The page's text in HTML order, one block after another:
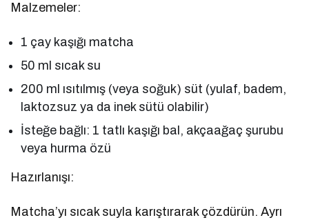
Malzemeler:
1 çay kaşığı matcha
50 ml sıcak su
200 ml ısıtılmış (veya soğuk) süt (yulaf, badem,
laktozsuz ya da inek sütü olabilir)
İsteğe bağlı: 1 tatlı kaşığı bal, akçaağaç şurubu
veya hurma özü
Hazırlanışı:
Matcha’yı sıcak suyla karıştırarak çözdürün. Ayrı